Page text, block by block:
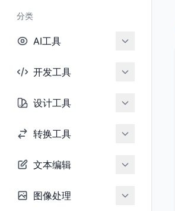
分类
AI工具
开发工具
设计工具
转换工具
文本编辑
图像处理